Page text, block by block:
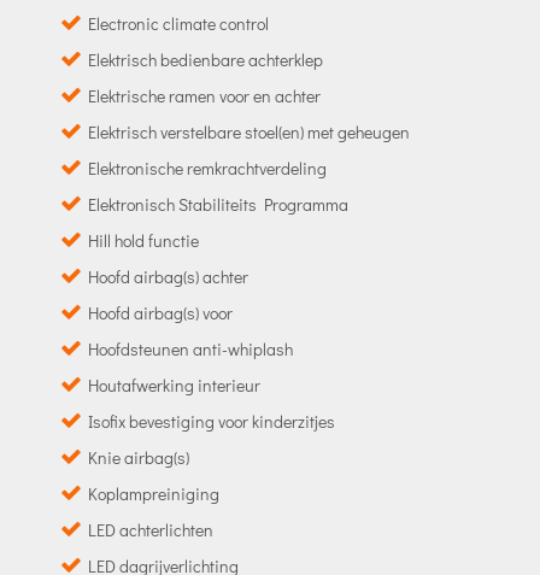
Electronic climate control
Elektrisch bedienbare achterklep
Elektrische ramen voor en achter
Elektrisch verstelbare stoel(en) met geheugen
Elektronische remkrachtverdeling
Elektronisch Stabiliteits Programma
Hill hold functie
Hoofd airbag(s) achter
Hoofd airbag(s) voor
Hoofdsteunen anti-whiplash
Houtafwerking interieur
Isofix bevestiging voor kinderzitjes
Knie airbag(s)
Koplampreiniging
LED achterlichten
LED dagrijverlichting